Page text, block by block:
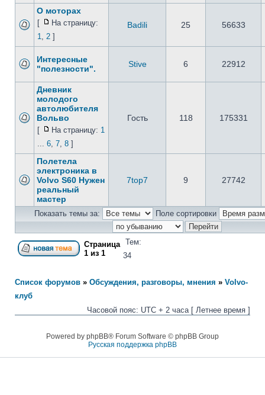
О моторах
[
На страницу:
1, 2 ]
Badili 25 56633
Интересные
"полезности".
Stive 6 22912
Дневник
молодого
автолюбителя
Вольво
[ На страницу: 1
... 6, 7, 8 ]
Гость 118 175331
Полетела
электроника в
Volvo S60 Нужен
реальный
мастер
7top7 9 27742
Показать темы за: Поле сортировки
Страница
1 из 1
Тем:
34
Список форумов » Обсуждения, разговоры, мнения » Volvo-
клуб
Часовой пояс: UTC + 2 часа [ Летнее время ]
Powered by phpBB® Forum Software © phpBB Group
Русская поддержка phpBB